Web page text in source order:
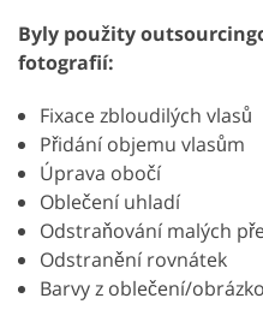
Byly použity
fotografií:
Fixace zbloudilých vlasů
Přidání objemu vlasům
Úprava obočí
Oblečení uhladí
Odstraňování malých
Odstranění rovnátek
Barvy z oblečení/